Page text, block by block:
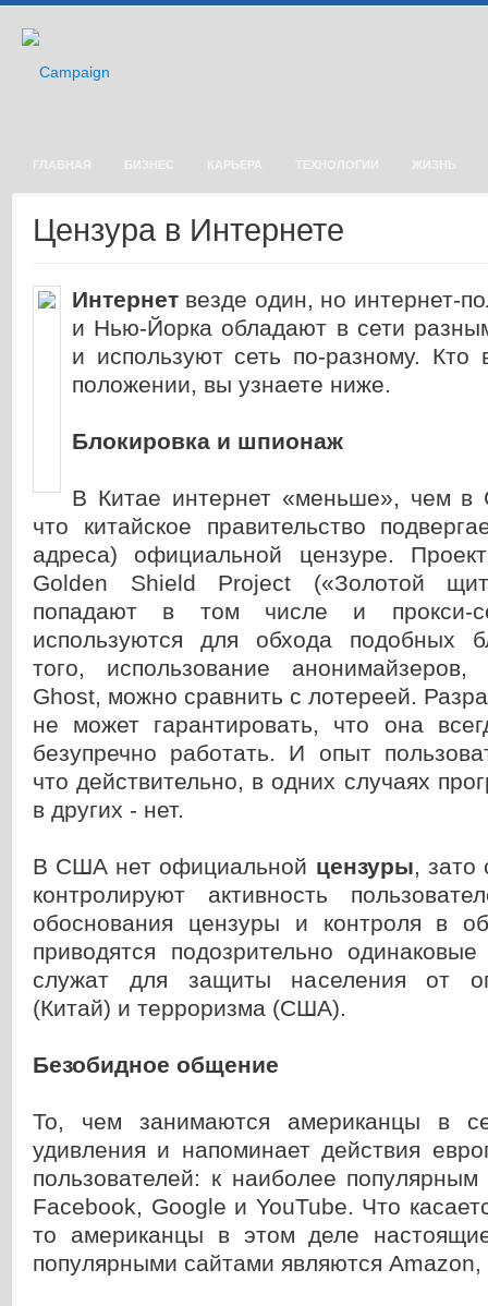
ГЛАВНАЯ БИЗНЕС КАРЬЕРА ТЕХНОЛОГИИ ЖИЗНЬ
Цензура в Интернете
Интернет везде один, но интернет-
и Нью-Йорка обладают в сети
и используют сеть по-разному. Кто
положении, вы узнаете ниже.
Блокировка и шпионаж
В Китае интернет «меньше», чем
что китайское правительство
адреса) официальной цензуре.
Golden Shield Project («Золотой
попадают в том числе и прокси-
используются для обхода подобных
того, использование
Ghost, можно сравнить с лотереей.
не может гарантировать, что она
безупречно работать. И опыт
что действительно, в одних случаях
в других - нет.
В США нет официальной цензуры, зато
контролируют активность
обоснования цензуры и контроля в
приводятся подозрительно
служат для защиты населения от
(Китай) и терроризма (США).
Безобидное общение
То, чем занимаются американцы в
удивления и напоминает действия
пользователей: к наиболее популярным
Facebook, Google и YouTube. Что
то американцы в этом деле
популярными сайтами являются